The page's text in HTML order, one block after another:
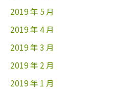
2019 年 5 月
2019 年 4 月
2019 年 3 月
2019 年 2 月
2019 年 1 月